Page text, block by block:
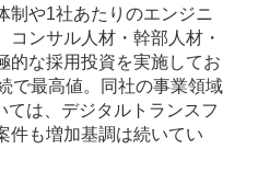
制や1社あたりのエンジニ
コンサル人材・幹部人材・
的な採用投資を実施してお
で最高値。同社の事業領域
ては、デジタルトランスフ
件も増加基調は続いてい